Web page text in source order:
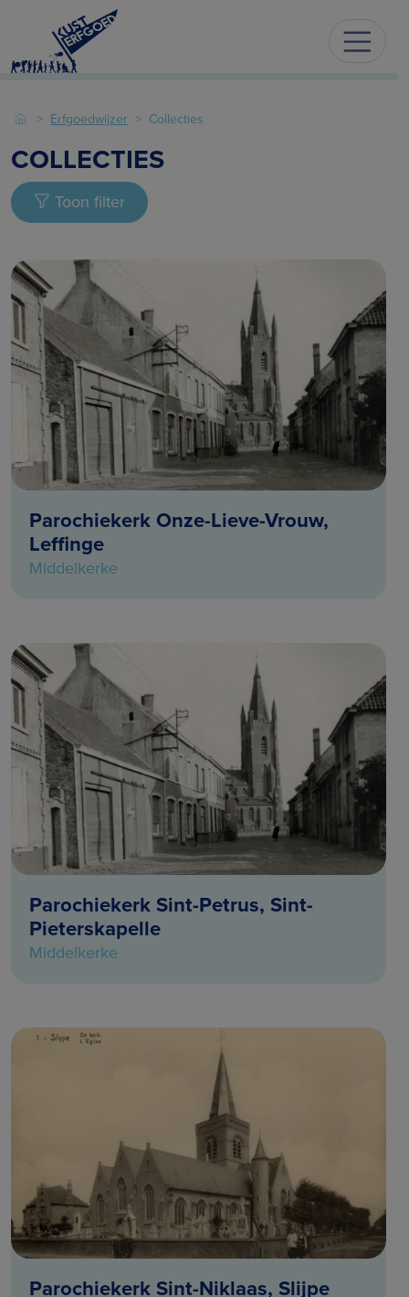
Erfgoedwijzer Collecties
COLLECTIES
Toon filter
Parochiekerk Onze-Lieve-Vrouw,
Leffinge
Middelkerke
Parochiekerk Sint-Petrus, Sint-
Pieterskapelle
Middelkerke
Parochiekerk Sint-Niklaas, Slijpe